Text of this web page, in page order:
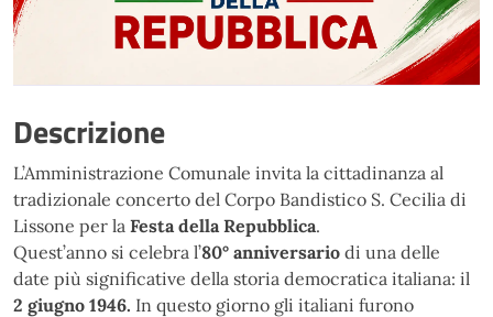
Descrizione
L’Amministrazione Comunale invita la cittadinanza al
tradizionale concerto del Corpo Bandistico S. Cecilia di
Lissone per la Festa della Repubblica.
Quest’anno si celebra l’80° anniversario di una delle
date più significative della storia democratica italiana: il
2 giugno 1946. In questo giorno gli italiani furono